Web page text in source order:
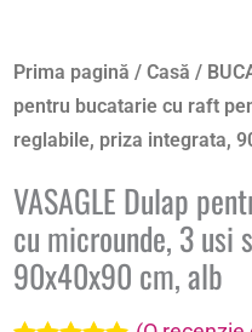
Prima pagină /Casă /
pentru bucatarie cu raft
reglabile, priza integrata,
VASAGLE Dulap
cu microunde, 3
90x40x90 cm, alb
Cantitate
VASAGLE
Dulap
bucatarie
cu
raft